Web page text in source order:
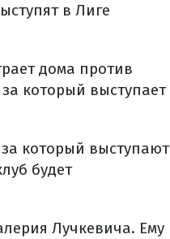
в Лиге
дома против
который выступает
который выступают
будет
Лучкевича. Ему